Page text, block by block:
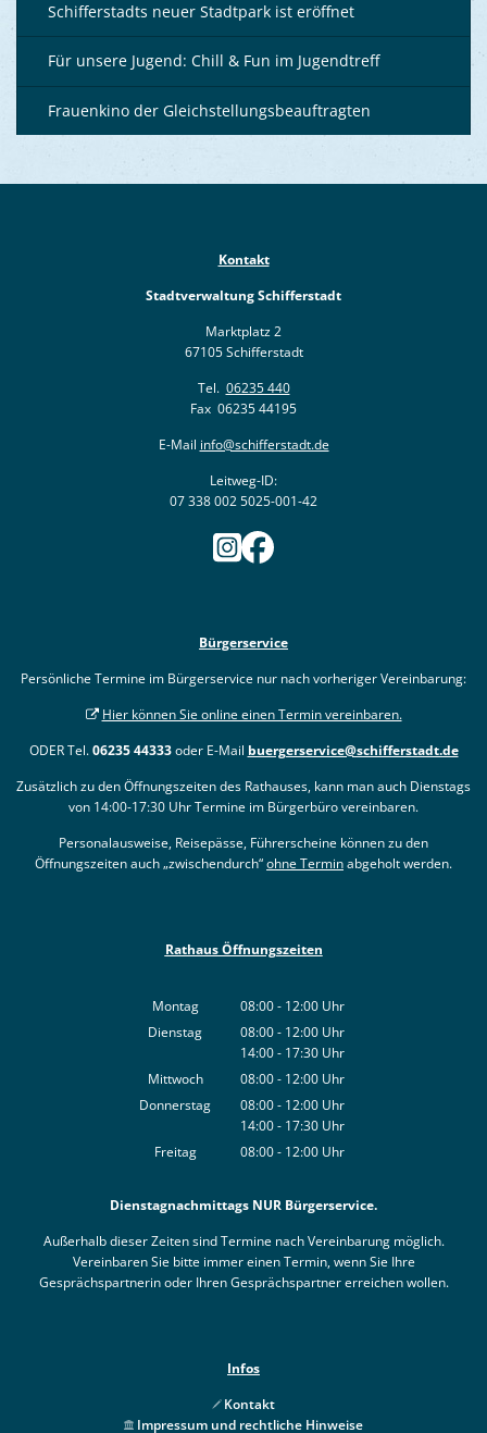
Schifferstadts neuer Stadtpark ist eröffnet
Für unsere Jugend: Chill & Fun im Jugendtreff
Frauenkino der Gleichstellungsbeauftragten
Kontakt
Stadtverwaltung Schifferstadt
Marktplatz 2
67105 Schifferstadt
Tel. 06235 440
Fax 06235 44195
E-Mail info@schifferstadt.de
Leitweg-ID:
07 338 002 5025-001-42
Bürgerservice
Persönliche Termine im Bürgerservice nur nach vorheriger Vereinbarung:
Hier können Sie online einen Termin vereinbaren.
ODER Tel.06235 44333oder E-Mail buergerservice@schifferstadt.de
Zusätzlich zu den Öffnungszeiten des Rathauses, kann man auch Dienstags
von 14:00-17:30 Uhr Termine im Bürgerbüro vereinbaren.
Personalausweise, Reisepässe, Führerscheine können zu den
Öffnungszeiten auch „zwischendurch“ohne Terminabgeholt werden.
Rathaus Öffnungszeiten
Montag 08:00- 12:00 Uhr
Von 08:00 bis 12:00 Uhr
Dienstag 08:00- 12:00 Uhr
Von 08:00 bis 12:00 Uhr
14:00- 17:30 Uhr
Von 14:00 bis 17:30 Uhr
Mittwoch 08:00- 12:00 Uhr
Von 08:00 bis 12:00 Uhr
Donnerstag 08:00- 12:00 Uhr
Von 08:00 bis 12:00 Uhr
14:00- 17:30 Uhr
Von 14:00 bis 17:30 Uhr
Freitag 08:00- 12:00 Uhr
Dienstagnachmittags NUR Bürgerservice.
Außerhalb dieser Zeiten sind Termine nach Vereinbarung möglich.
Vereinbaren Sie bitte immer einen Termin, wenn Sie Ihre
Gesprächspartnerin oder Ihren Gesprächspartner erreichen wollen.
Infos
Kontakt
Impressum und rechtliche Hinweise